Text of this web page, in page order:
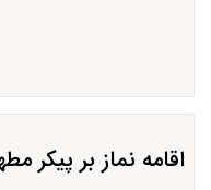
اقامه نماز بر پیكر